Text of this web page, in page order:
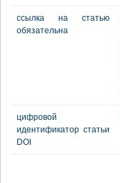
ссылка на статью
обязательна
цифровой
идентификатор статьи
DOI